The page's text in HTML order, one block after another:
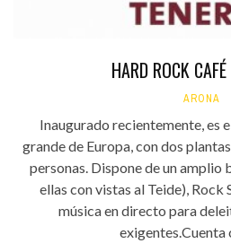
HARD ROCK
ARONA
Inaugurado recientemente, es
grande de Europa, con dos
personas. Dispone de un amplio
ellas con vistas al Teide), Rock
música en directo para
exigentes.Cuenta